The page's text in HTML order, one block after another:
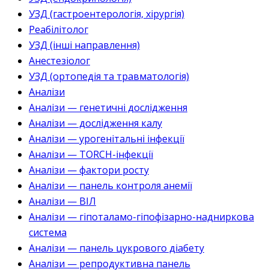
УЗД (гастроентерологія, хірургія)
Реабілітолог
УЗД (інші направлення)
Анестезіолог
УЗД (ортопедія та травматологія)
Аналізи
Аналізи — генетичні дослідження
Аналізи — дослідження калу
Аналізи — урогенітальні інфекції
Аналізи — TORCH-інфекції
Аналізи — фактори росту
Аналізи — панель контроля анемії
Аналізи — ВІЛ
Аналізи — гіпоталамо-гіпофізарно-надниркова
система
Аналізи — панель цукрового діабету
Аналізи — репродуктивна панель